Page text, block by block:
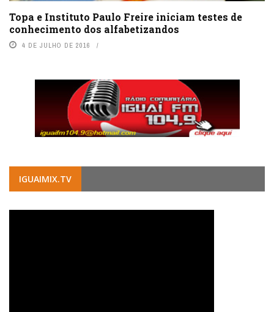
Topa e Instituto Paulo Freire iniciam testes de
conhecimento dos alfabetizandos
4 DE JULHO DE 2016
IGUAIMIX.TV